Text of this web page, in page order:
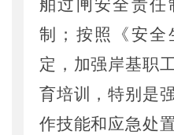
舶过闸安全责任
制
；按照《安
定， 加强岸基职
育培训，特别是
作技能和应急处